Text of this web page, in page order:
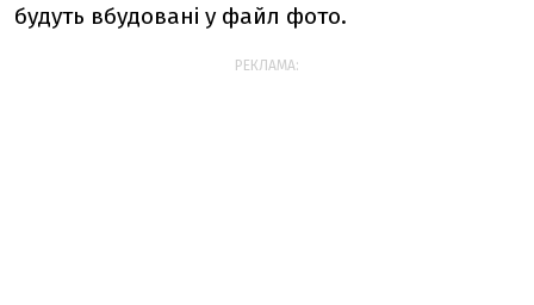
будуть вбудовані у файл фото.
РЕКЛАМА: